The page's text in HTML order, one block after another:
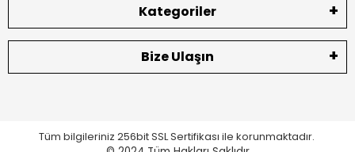
Kategoriler
Bize Ulaşın
Tüm bilgileriniz 256bit SSL Sertifikası ile korunmaktadır.